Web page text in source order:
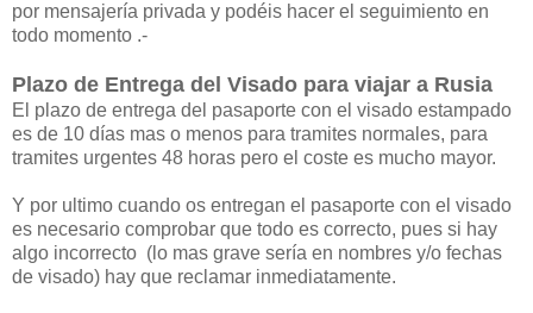
por mensajería privada y podéis hacer el seguimiento en
todo momento .-
Plazo de Entrega del Visado para viajar a Rusia
El plazo de entrega del pasaporte con el visado estampado
es de 10 días mas o menos para tramites normales, para
tramites urgentes 48 horas pero el coste es mucho mayor.
Y por ultimo cuando os entregan el pasaporte con el visado
es necesario comprobar que todo es correcto, pues si hay
algo incorrecto (lo mas grave sería en nombres y/o fechas
de visado) hay que reclamar inmediatamente.